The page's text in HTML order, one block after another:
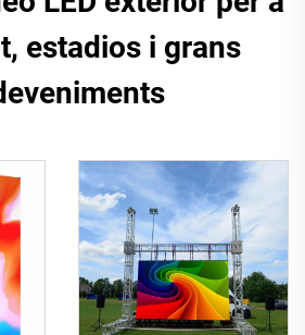
estadios i grans